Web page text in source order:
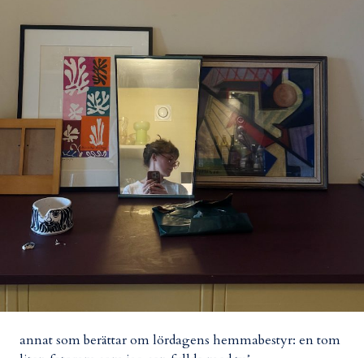
annat som berättar om lördagens hemmabestyr: en tom